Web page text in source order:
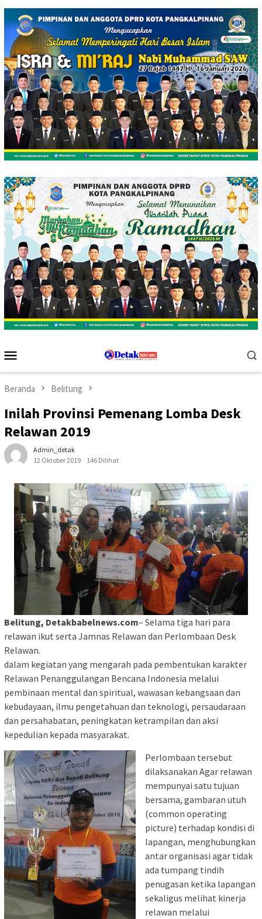
Loncat
konten
Mobile
Beranda Belitung
Inilah Provinsi Pemenang Lomba Desk
Relawan 2019
Admin_detak
12 Oktober 2019
146 Dilihat
Belitung, Detakbabelnews.com– Selama tiga hari para
relawan ikut serta Jamnas Relawan dan Perlombaan Desk
Relawan.
dalam kegiatan yang mengarah pada pembentukan karakter
Relawan Penanggulangan Bencana Indonesia melalui
pembinaan mental dan spiritual, wawasan kebangsaan dan
kebudayaan, ilmu pengetahuan dan teknologi, persaudaraan
dan persahabatan, peningkatan ketrampilan dan aksi
kepedulian kepada masyarakat.
Perlombaan tersebut
dilaksanakan Agar relawan
mempunyai satu tujuan
bersama, gambaran utuh
(common operating
picture) terhadap kondisi di
lapangan, menghubungkan
antar organisasi agar tidak
ada tumpang tindih
penugasan ketika lapangan
sekaligus melihat kinerja
relawan melalui